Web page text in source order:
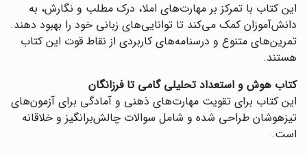
این کتاب با تمرکز بر مهارت‌های املا، درک مطلب و نگارش، به
دانش‌آموزان کمک می‌کند تا توانایی‌های زبانی خود را بهبود دهند.
تمرین‌های متنوع و درسنامه‌های کاربردی از نقاط قوت این کتاب
هستند.
کتاب هوش و استعداد تحلیلی گامی تا فرزانگان
این کتاب برای تقویت مهارت‌های ذهنی و آمادگی برای آزمون‌های
تیزهوشان طراحی شده و شامل سوالات چالش‌برانگیز و خلاقانه
است.